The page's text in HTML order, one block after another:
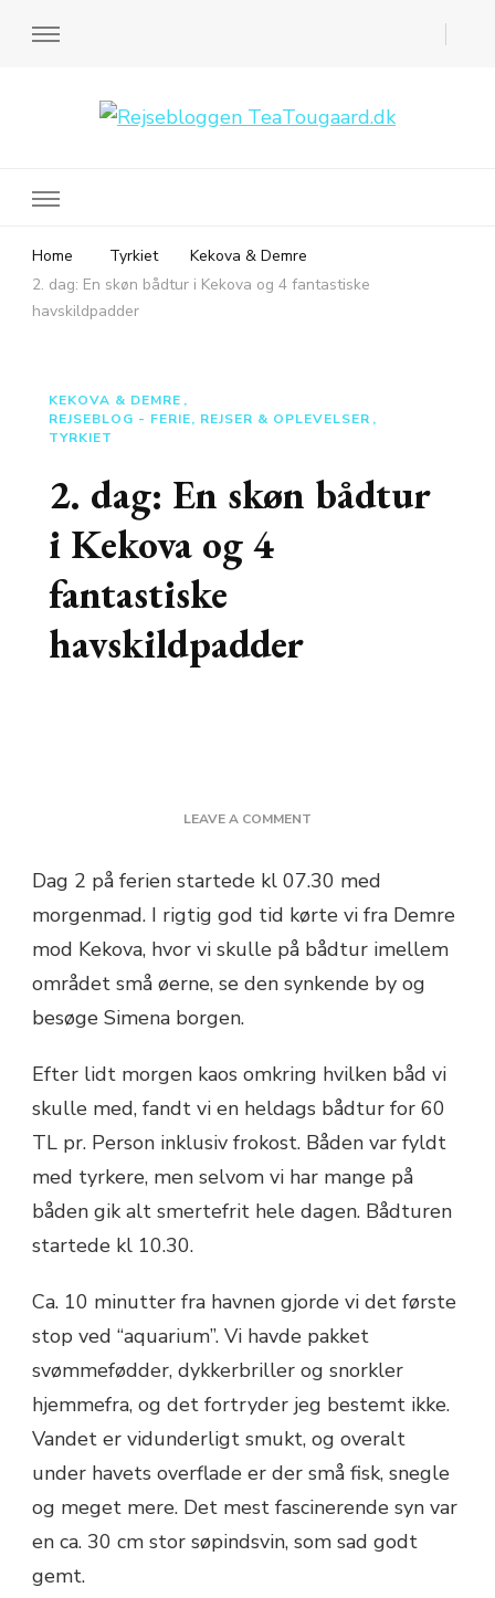
Home Tyrkiet
Kekova & Demre
2. dag: En skøn bådtur i Kekova og 4 fantastiske
havskildpadder
KEKOVA & DEMRE
REJSEBLOG - FERIE, REJSER & OPLEVELSER
TYRKIET
2. dag: En skøn bådtur
i Kekova og 4
fantastiske
havskildpadder
LEAVE A COMMENT
EN
SKØN
I
KEKOVA
HAVSKILDPADDER
Dag 2 på ferien startede kl 07.30 med
morgenmad. I rigtig god tid kørte vi fra Demre
mod Kekova, hvor vi skulle på bådtur imellem
området små øerne, se den synkende by og
besøge Simena borgen.
Efter lidt morgen kaos omkring hvilken båd vi
skulle med, fandt vi en heldags bådtur for 60
TL pr. Person inklusiv frokost. Båden var fyldt
med tyrkere, men selvom vi har mange på
båden gik alt smertefrit hele dagen. Bådturen
startede kl 10.30.
Ca. 10 minutter fra havnen gjorde vi det første
stop ved “aquarium”. Vi havde pakket
svømmefødder, dykkerbriller og snorkler
hjemmefra, og det fortryder jeg bestemt ikke.
Vandet er vidunderligt smukt, og overalt
under havets overflade er der små fisk, snegle
og meget mere. Det mest fascinerende syn var
en ca. 30 cm stor søpindsvin, som sad godt
gemt.